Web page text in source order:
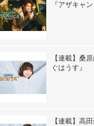
『アザキャン
【連載】桑
ぐはうす』
【連載】高